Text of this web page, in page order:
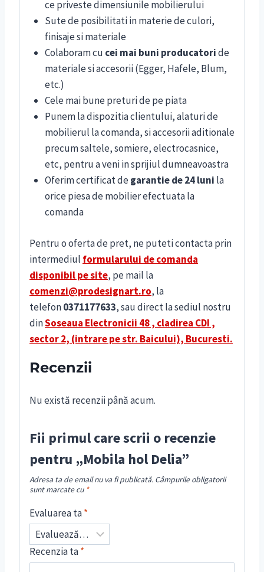
ce priveste dimensiunile mobilierului
Sute de posibilitati in materie de culori,
finisaje si materiale
Colaboram cu cei mai buni producatoride
materiale si accesorii (Egger, Hafele, Blum,
etc.)
Cele mai bune preturi de pe piata
Punem la dispozitia clientului, alaturi de
mobilierul la comanda, si accesorii aditionale
precum saltele, somiere, electrocasnice,
etc, pentru a veni in sprijiul dumneavoastra
Oferim certificat degarantie de 24 luni la
orice piesa de mobilier efectuata la
comanda
Pentru o oferta de pret, ne puteti contacta prin
intermediul formularului de comanda
disponibil pe site, pe mail la
comenzi@prodesignart.ro, la
telefon0371177633, sau direct la sediul nostru
dinSoseaua Electronicii 48 , cladirea CDI ,
sector 2, (intrare pe str. Baicului), Bucuresti.
Recenzii
Nu există recenzii până acum.
Fii primul care scrii o recenzie
pentru „Mobila hol Delia”
Adresa ta de email nu va fi publicată. Câmpurile obligatorii
sunt marcate cu *
Evaluarea ta*
Recenzia ta*